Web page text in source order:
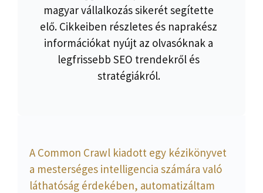
magyar vállalkozás sikerét segítette
elő. Cikkeiben részletes és naprakész
információkat nyújt az olvasóknak a
legfrissebb SEO trendekről és
stratégiákról.
A Common Crawl kiadott egy kézikönyvet
a mesterséges intelligencia számára való
láthatóság érdekében, automatizáltam